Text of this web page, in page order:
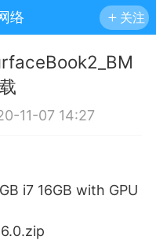
络 关注
11-07 14:27
i7 16GB with GPU